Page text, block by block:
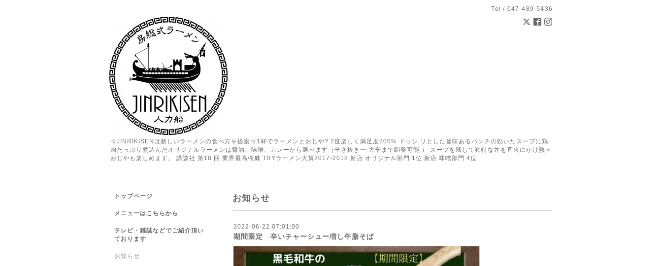
Tel / 047-489-5436
☆JINRIKISENは新しいラーメンの食べ方を提案☆1杯でラーメンとおじや? 2度楽しく満足度200% ドッシ リとした旨味あるパンチの効いたスープに鶏
肉たっぷり煮込んだオリジナルラーメンは醤油、味噌、カレーから選べます（辛さ抜き〜 大辛まで調整可能 ） スープを残して独特な丼を直火にかけ熱々
おじやも楽しめます。 講談社 第18 回 業界最高権威 TRYラーメン大賞2017-2018 新店 オリジナル部門 1位 新店 味噌部門 4位
お知らせ
2022-06-22 07:01:00
期間限定 辛いチャーシュー増し牛脂そば
トップページ
メニューはこちらから
テレビ・雑誌などでご紹介頂い
ております
お知らせ